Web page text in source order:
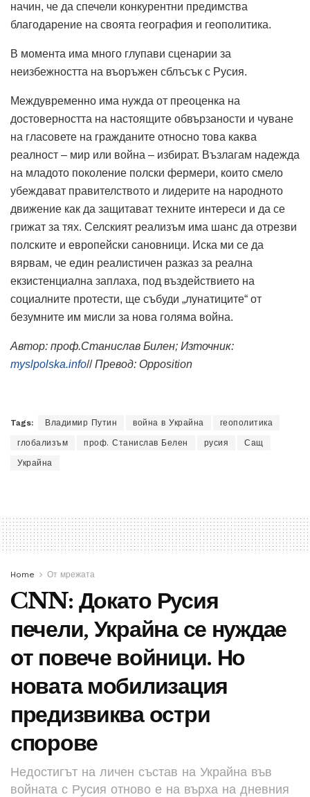
начин, че да спечели конкурентни предимства
благодарение на своята география и геополитика.
В момента има много глупави сценарии за
неизбежността на въоръжен сблъсък с Русия.
Междувременно има нужда от преоценка на
достоверността на настоящите обвързаности и чуване
на гласовете на гражданите относно това каква
реалност – мир или война – избират. Възлагам надежда
на младото поколение полски фермери, които смело
убеждават правителството и лидерите на народното
движение как да защитават техните интереси и да се
грижат за тях. Селският реализъм има шанс да отрезви
полските и европейски сановници. Иска ми се да
вярвам, че един реалистичен разказ за реална
екзистенциална заплаха, под въздействието на
социалните протести, ще събуди „лунатиците“ от
безумните им мисли за нова голяма война.
Автор: проф.Станислав Билен; Източник:
myslpolska.info//Превод: Opposition
Tags: Владимир Путин война в Украйна геополитика
глобализъм проф. Станислав Белен русия Сащ
Украйна
Home От мрежата
CNN: Докато Русия
печели, Украйна се нуждае
от повече войници. Но
новата мобилизация
предизвиква остри
спорове
Недостигът на личен състав на Украйна във
войната с Русия отново е на върха на дневния